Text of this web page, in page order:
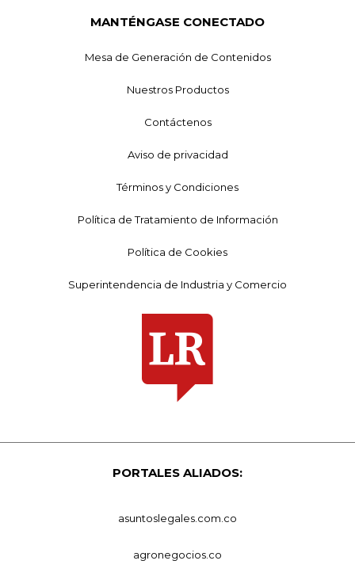
MANTÉNGASE CONECTADO
Mesa de Generación de Contenidos
Nuestros Productos
Contáctenos
Aviso de privacidad
Términos y Condiciones
Política de Tratamiento de Información
Política de Cookies
Superintendencia de Industria y Comercio
PORTALES ALIADOS:
asuntoslegales.com.co
agronegocios.co